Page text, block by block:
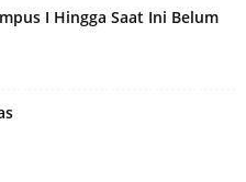
I Hingga Saat Ini Belum